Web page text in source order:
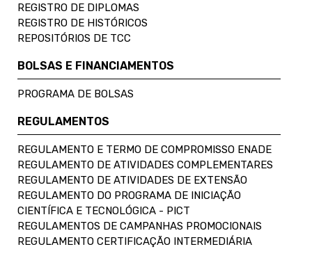
REGISTRO DE DIPLOMAS
REGISTRO DE HISTÓRICOS
REPOSITÓRIOS DE TCC
BOLSAS E FINANCIAMENTOS
PROGRAMA DE BOLSAS
REGULAMENTOS
REGULAMENTO E TERMO DE COMPROMISSO ENADE
REGULAMENTO DE ATIVIDADES COMPLEMENTARES
REGULAMENTO DE ATIVIDADES DE EXTENSÃO
REGULAMENTO DO PROGRAMA DE INICIAÇÃO
CIENTÍFICA E TECNOLÓGICA - PICT
REGULAMENTOS DE CAMPANHAS PROMOCIONAIS
REGULAMENTO CERTIFICAÇÃO INTERMEDIÁRIA